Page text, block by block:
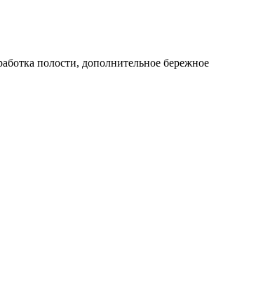
полости, дополнительное бережное